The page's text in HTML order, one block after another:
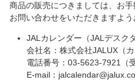
商品の販売につきましては、お手
お問い合わせをいただきますよう
JALカレンダー（JALデスク
会社名：株式会社JALUX（カ
電話番号：03-5623-7921（
E-mail：